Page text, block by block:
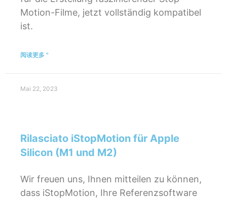
Motion-Filme, jetzt vollständig kompatibel
ist.
阅读更多 "
Mai 22, 2023
Rilasciato iStopMotion für Apple
Silicon (M1 und M2)
Wir freuen uns, Ihnen mitteilen zu können,
dass iStopMotion, Ihre Referenzsoftware